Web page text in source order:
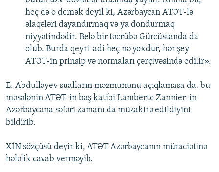
heç də o demək deyil ki, Azərbaycan ATƏT-lə
əlaqələri dayandırmaq və ya dondurmaq
niyyətindədir. Belə bir təcrübə Gürcüstanda da
olub. Burda qeyri-adi heç nə yoxdur, hər şey
ATƏT-in prinsip və normaları çərçivəsində edilir».
E. Abdullayev sualların məzmununu açıqlamasa da, bu
məsələnin ATƏT-in baş katibi Lamberto Zannier-in
Azərbaycana səfəri zamanı da müzakirə edildiyini
bildirib.
XİN sözçüsü deyir ki, ATƏT Azərbaycanın müraciətinə
hələlik cavab verməyib.